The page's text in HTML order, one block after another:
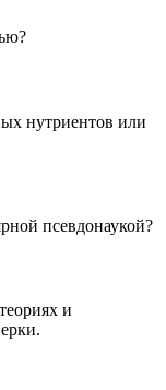
нутриентов или
псевдонаукой?
и